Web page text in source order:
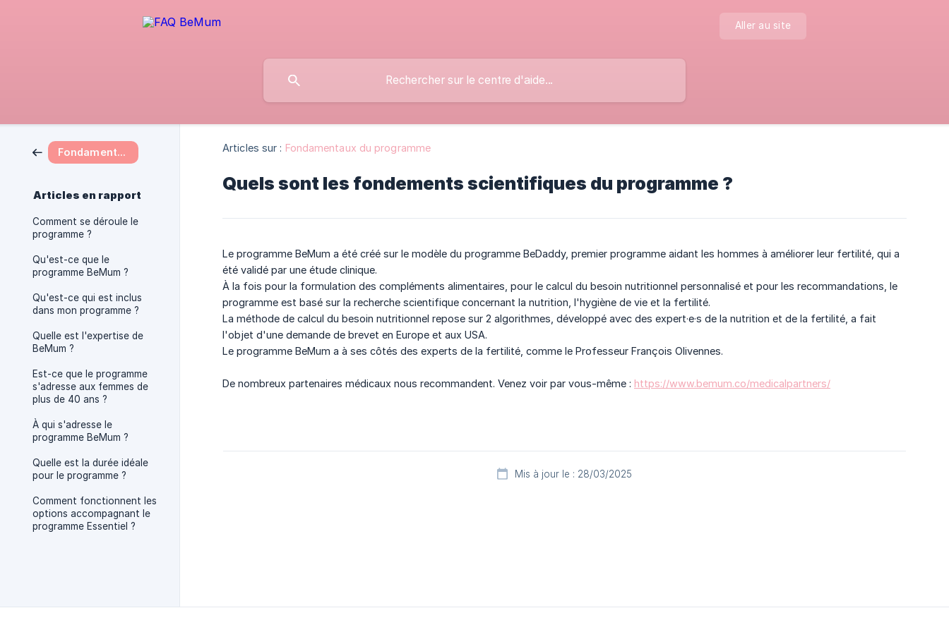
Aller au site
Fondamentaux du programme
Articles en rapport
Comment se déroule le
programme ?
Qu'est-ce que le
programme BeMum ?
Qu'est-ce qui est inclus
dans mon programme ?
Quelle est l'expertise de
BeMum ?
Est-ce que le programme
s'adresse aux femmes de
plus de 40 ans ?
À qui s'adresse le
programme BeMum ?
Quelle est la durée idéale
pour le programme ?
Comment fonctionnent les
options accompagnant le
programme Essentiel ?
Articles sur : Fondamentaux du programme
Quels sont les fondements scientifiques du programme ?
Le programme BeMum a été créé sur le modèle du programme BeDaddy, premier programme aidant les hommes à améliorer leur fertilité, qui a
été validé par une étude clinique.
À la fois pour la formulation des compléments alimentaires, pour le calcul du besoin nutritionnel personnalisé et pour les recommandations, le
programme est basé sur la recherche scientifique concernant la nutrition, l'hygiène de vie et la fertilité.
La méthode de calcul du besoin nutritionnel repose sur 2 algorithmes, développé avec des expert·e·s de la nutrition et de la fertilité, a fait
l'objet d'une demande de brevet en Europe et aux USA.
Le programme BeMum a à ses côtés des experts de la fertilité, comme le Professeur François Olivennes.
De nombreux partenaires médicaux nous recommandent. Venez voir par vous-même : https://www.bemum.co/medicalpartners/
Mis à jour le : 28/03/2025